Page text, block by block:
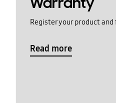
Register your product
Read more